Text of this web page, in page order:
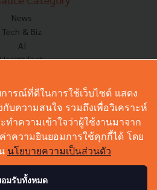
News
Tech & Biz
AI
HealthTech
Corp Innov
Thoughts
Based On
Videos
Podcast
ารณ์ที่ดีในการใช้เว็บไซต์ แสดง
บความสนใจ รวมถึงเพื่อวิเคราะห์
ทำความเข้าใจว่าผู้ใช้งานมาจาก
าความยินยอมการใช้คุกกี้ได้ โดย
นโยบายความเป็นส่วนตัว
อมรับทั้งหมด